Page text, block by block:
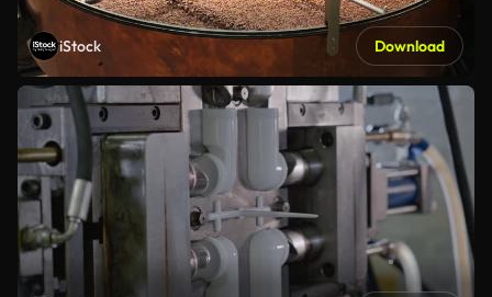
iStock Download